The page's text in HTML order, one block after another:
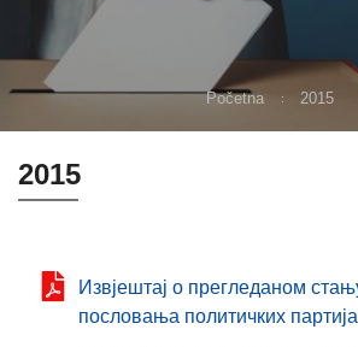
Početna 2015
2015
Извјештај о прегледаном
пословања политичких